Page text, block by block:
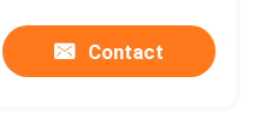
Contact
Gigaoctet 409 410 HL de la CE de résistance SNI d'oxydation du feuillard d'acier inoxydable 1800mm